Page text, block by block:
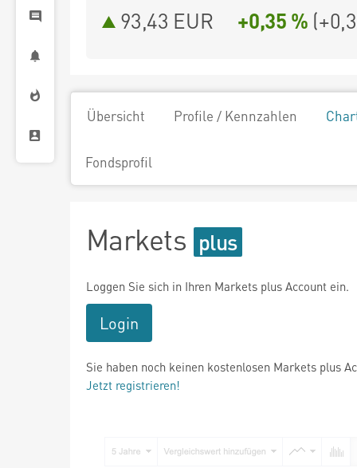
93,43 EUR +0,35 % (
Übersicht Profile / Kennzahlen
Fondsprofil
Markets
Loggen Sie sich in Ihren Markets plus Account ein.
Login
Sie haben noch keinen kostenlosen Markets plus
Jetzt registrieren!